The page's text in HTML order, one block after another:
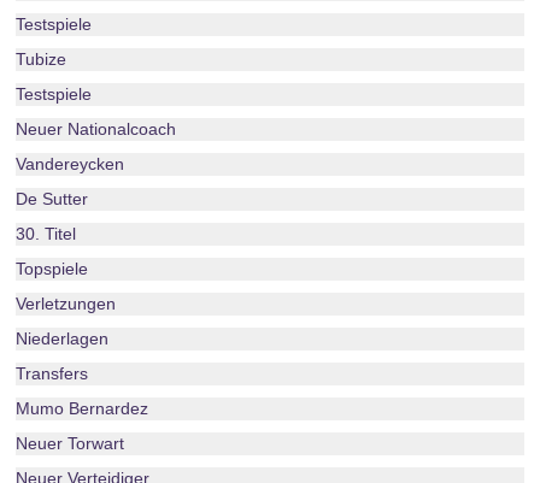
Testspiele
Tubize
Testspiele
Neuer Nationalcoach
Vandereycken
De Sutter
30. Titel
Topspiele
Verletzungen
Niederlagen
Transfers
Mumo Bernardez
Neuer Torwart
Neuer Verteidiger